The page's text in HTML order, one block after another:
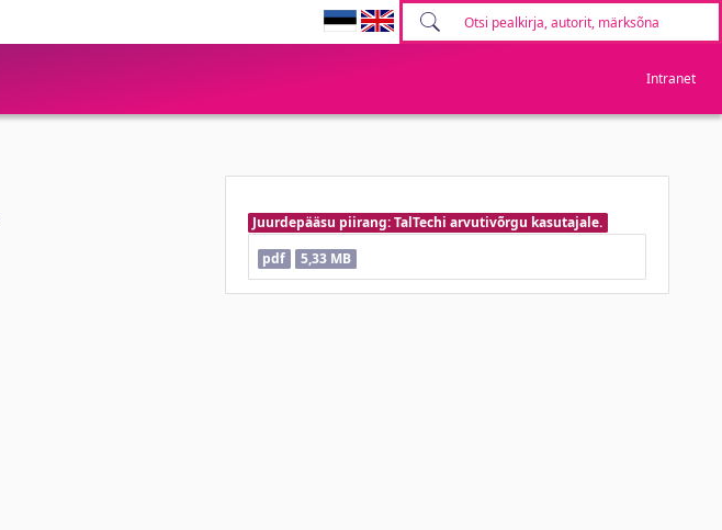
Intranet
Juurdepääsu piirang: TalTechi arvutivõrgu kasutajale.
pdf
5,33 MB